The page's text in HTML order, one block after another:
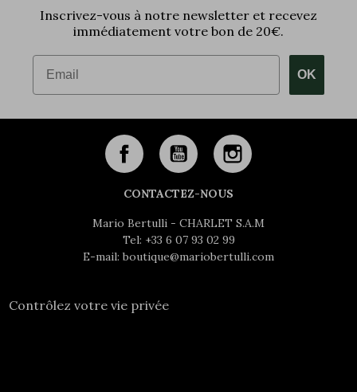
Inscrivez-vous à notre newsletter et recevez
immédiatement votre bon de 20€.
Email
OK
CONTACTEZ-NOUS
Mario Bertulli - CHARLET S.A.M
Tel: +33 6 07 93 02 99
E-mail: boutique@mariobertulli.com
Contrôlez votre vie privée